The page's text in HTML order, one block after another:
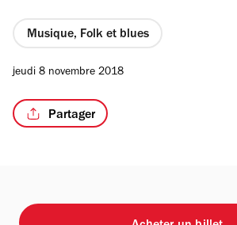
Musique, Folk et blues
jeudi 8 novembre 2018
Partager